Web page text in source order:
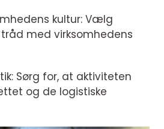
kultur: Vælg
med virksomhedens
Sørg for, at aktiviteten
og de logistiske